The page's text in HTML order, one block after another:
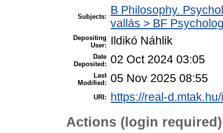
Subjects:
B Philosophy.
vallás > BF
Depositing
User:
Ildikó Náhlik
Date
Deposited:
02 Oct 2024 03:05
Last
Modified:
05 Nov 2025 08:55
URI: https://real-
Actions (login required)